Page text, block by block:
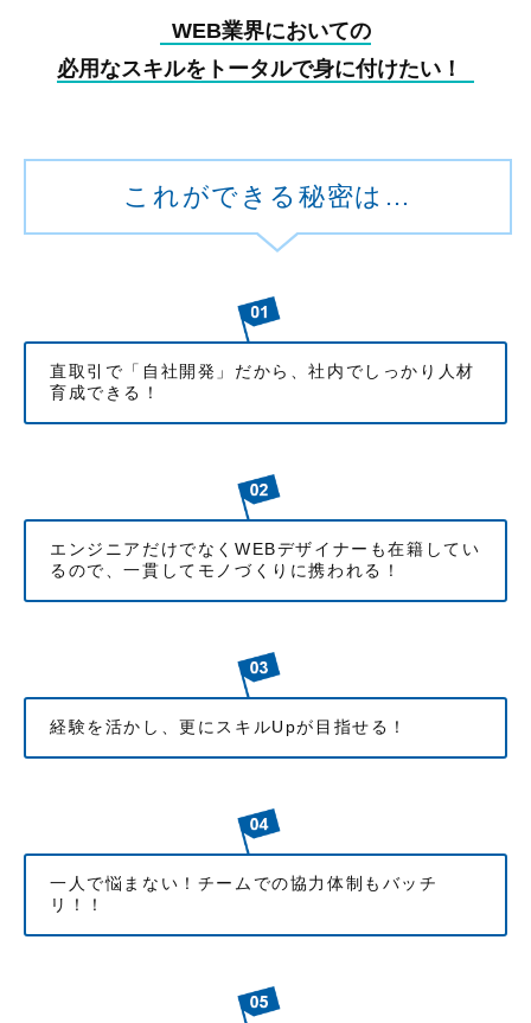
WEB業界においての
必用なスキルをトータルで身に付けたい！
これができる秘密は…
直取引で「自社開発」だから、社内でしっかり人材
育成できる！
エンジニアだけでなくWEBデザイナーも在籍してい
るので、一貫してモノづくりに携われる！
経験を活かし、更にスキルUpが目指せる！
一人で悩まない！チームでの協力体制もバッチ
リ！！